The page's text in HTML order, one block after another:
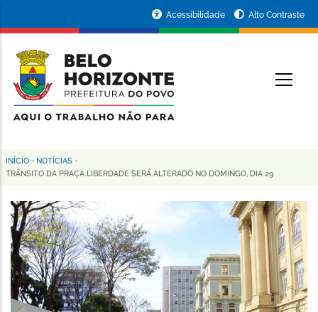
conteúdo
principal
da
Prefeitura
de
Horizonte
Acessibilidade Alto Contraste
Trilha
navegação
INÍCIO - NOTÍCIAS -
TRÂNSITO DA PRAÇA LIBERDADE SERÁ ALTERADO NO DOMINGO, DIA 29